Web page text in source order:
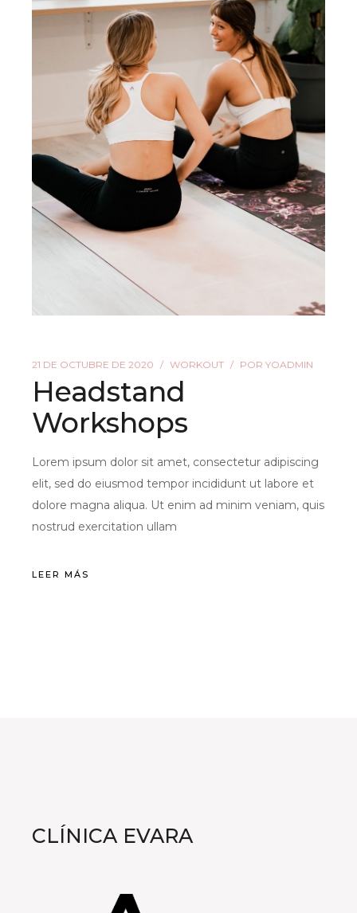
21 DE OCTUBRE DE 2020 WORKOUT POR YOADMIN
Headstand
Workshops
Lorem ipsum dolor sit amet, consectetur adipiscing
elit, sed do eiusmod tempor incididunt ut labore et
dolore magna aliqua. Ut enim ad minim veniam, quis
nostrud exercitation ullam
LEER MÁS
CLÍNICA EVARA